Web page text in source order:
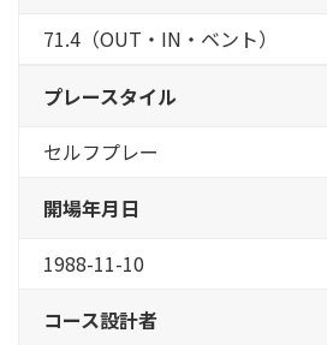
71.4（OUT・IN・ベント）
プレースタイル
セルフプレー
開場年月日
1988-11-10
コース設計者